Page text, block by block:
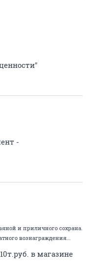
-
и приличного сохрана.
вознаграждения...
в магазине